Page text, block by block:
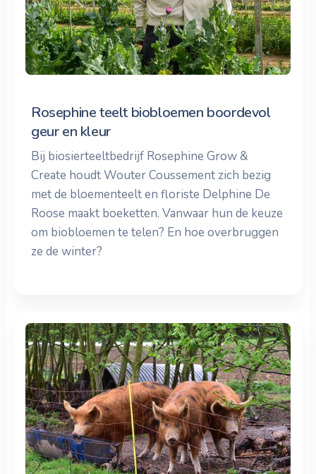
Rosephine teelt biobloemen boordevol
geur en kleur
Bij biosierteeltbedrijf Rosephine Grow &
Create houdt Wouter Coussement zich bezig
met de bloementeelt en floriste Delphine De
Roose maakt boeketten. Vanwaar hun de keuze
om biobloemen te telen? En hoe overbruggen
ze de winter?